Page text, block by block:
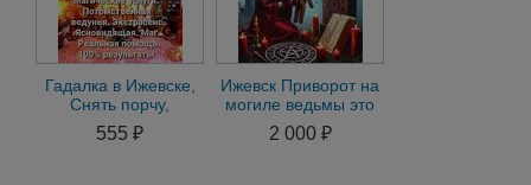
Гадалка в Ижевске,
Снять порчу,
Экстрасенс,
Магические услуги
555 ₽
Ижевск Приворот на
могиле ведьмы это
древний обряд
любовь
2 000 ₽